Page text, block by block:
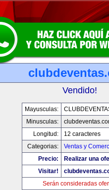
Vendido!
Mayusculas:
Minusculas:
Longitud:
12 caracteres
Categorias:
Ventas y
Precio:
Realizar una
Visitar!
Serán consideradas